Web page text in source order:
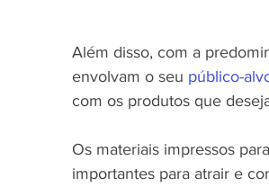
Além disso, com a
envolvam o seu público-
com os produtos que
Os materiais impressos
importantes para atrair e